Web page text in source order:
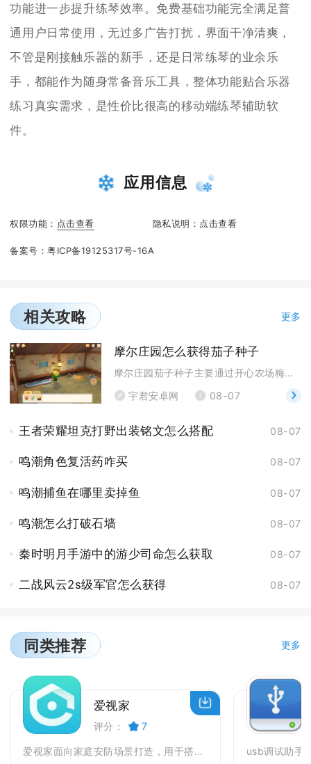
功能进一步提升练琴效率。免费基础功能完全满足普
通用户日常使用，无过多广告打扰，界面干净清爽，
不管是刚接触乐器的新手，还是日常练琴的业余乐
手，都能作为随身常备音乐工具，整体功能贴合乐器
练习真实需求，是性价比很高的移动端练琴辅助软
件。
应用信息
权限功能： 点击查看 隐私说明： 点击查看
备案号：粤ICP备19125317号-16A
相关攻略 更多
摩尔庄园怎么获得茄子种子
摩尔庄园茄子种子主要通过开心农场梅森小屋内的种子商
宇君安卓网
08-07
王者荣耀坦克打野出装铭文怎么搭配 08-07
鸣潮角色复活药咋买 08-07
鸣潮捕鱼在哪里卖掉鱼 08-07
鸣潮怎么打破石墙 08-07
秦时明月手游中的游少司命怎么获取 08-07
二战风云2s级军官怎么获得 08-07
同类推荐 更多
爱视家
评分： 7
爱视家面向家庭安防场景打造，用于搭配智能摄像机实现...